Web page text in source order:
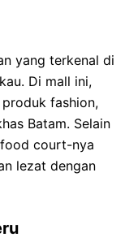
yang terkenal di
Di mall ini,
fashion,
Batam. Selain
court-nya
lezat dengan